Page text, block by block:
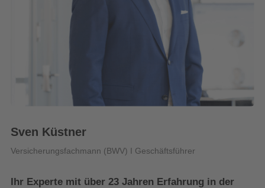
Sven Küstner
Versicherungsfachmann (BWV) I Geschäftsführer
Ihr Experte mit über 23 Jahren Erfahrung in der